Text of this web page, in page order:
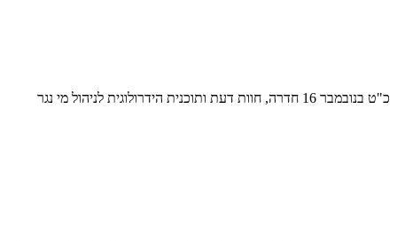
כ"ט בנובמבר 16 חדרה, חוות דעת ותוכנית הידרולוגית לניהול מי נגר